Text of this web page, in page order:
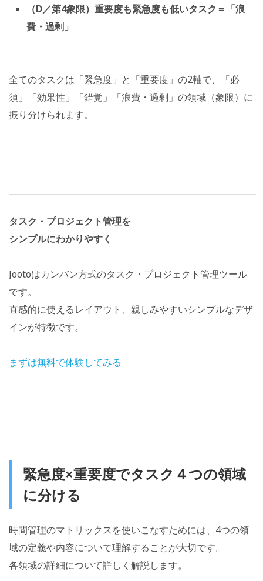
（D／第4象限）重要度も緊急度も低いタスク＝「浪
費・過剰」
全てのタスクは「緊急度」と「重要度」の2軸で、「必
須」「効果性」「錯覚」「浪費・過剰」の領域（象限）に
振り分けられます。
タスク・プロジェクト管理を
シンプルにわかりやすく
Jootoはカンバン方式のタスク・プロジェクト管理ツール
です。
直感的に使えるレイアウト、親しみやすいシンプルなデザ
インが特徴です。
まずは無料で体験してみる
緊急度×重要度でタスク４つの領域
に分ける
時間管理のマトリックスを使いこなすためには、4つの領
域の定義や内容について理解することが大切です。
各領域の詳細について詳しく解説します。